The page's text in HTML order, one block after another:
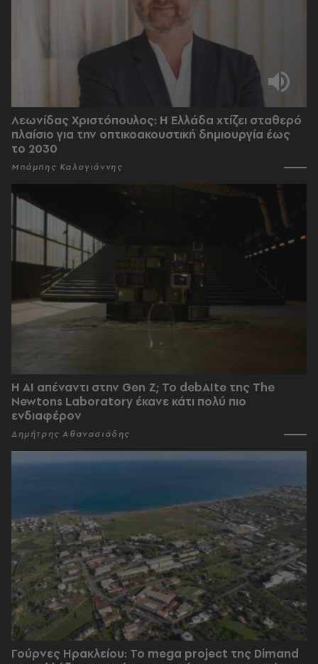
Λεωνίδας Χριστόπουλος: Η Ελλάδα χτίζει σταθερό
πλαίσιο για την οπτικοακουστική δημιουργία έως
το 2030
Μπάμπης Καλογιάννης
Η AI απέναντι στην Gen Z; Το debAIte της The
Newtons Laboratory έκανε κάτι πολύ πιο
ενδιαφέρον
Δημήτρης Αθανασιάδης
Γούρνες Ηρακλείου: To mega project της Dimand